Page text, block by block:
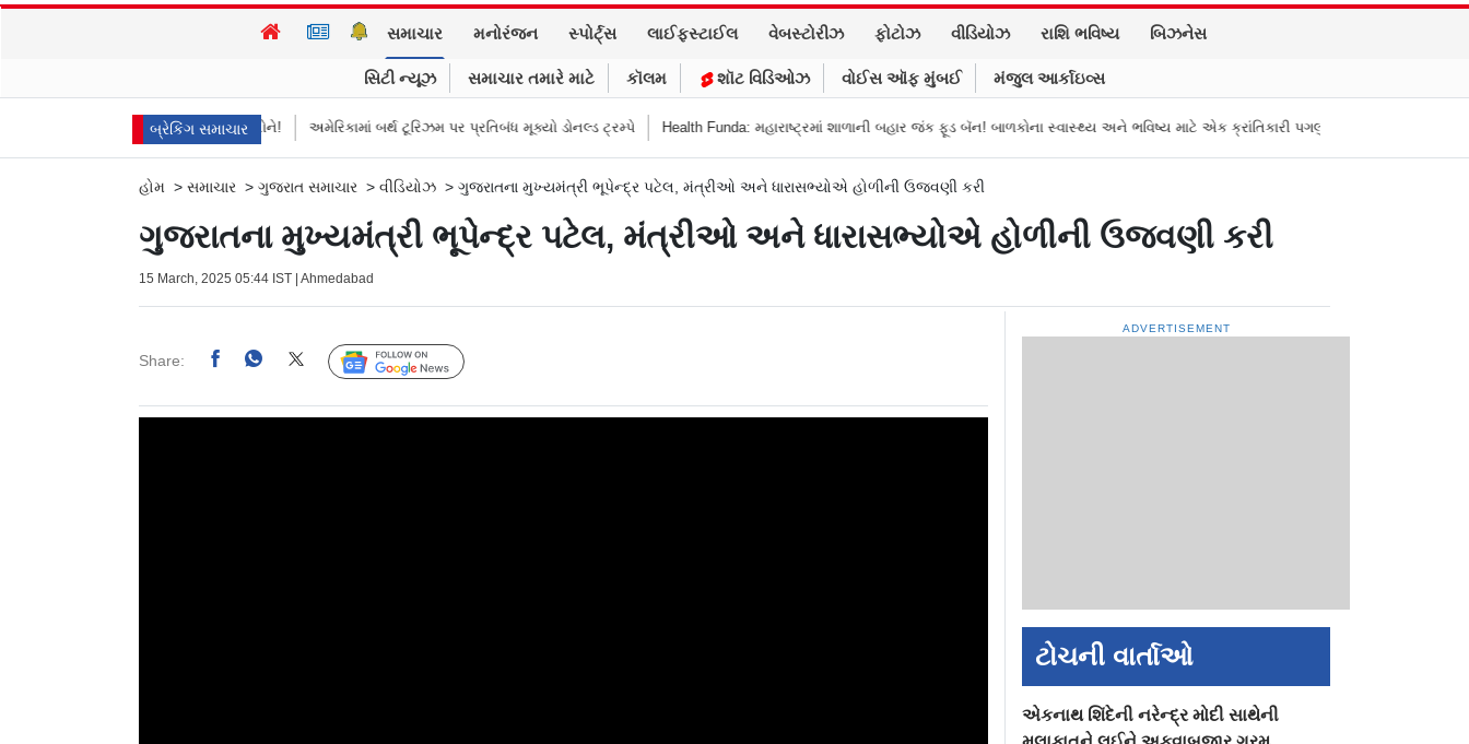
સમાચાર મનોરંજન સ્પોર્ટ્સ લાઈફસ્ટાઈલ વેબસ્ટોરીઝ ફોટોઝ વીડિયોઝ રાશિ ભવિષ્ય બિઝનેસ
સિટી ન્યૂઝ સમાચાર તમારે માટે કૉલમ શૉટ વિડિઓઝ વોઈસ ઑફ મુંબઈ મંજુલ આર્કાઇવ્સ
બ્રેકિંગ સમાચાર
માની ગયા મરદ માણસોને! અમેરિકામાં બર્થ ટૂરિઝમ પર પ્રતિબંધ મૂક્યો ડોનલ્ડ ટ્રમ્પે Health Funda: મહારાષ્ટ્રમાં શાળાની બહાર જંક ફૂડ બૅન! બાળકોના સ્વાસ્થ્ય અને ભવિષ્ય માટે એક ક્રાંતિકારી પગલું તામિલનાડુના મુખ્ય પ્રધાન
હોમ > સમાચાર > ગુજરાત સમાચાર > વીડિયોઝ > ગુજરાતના મુખ્યમંત્રી ભૂપેન્દ્ર પટેલ, મંત્રીઓ અને ધારાસભ્યોએ હોળીની ઉજવણી કરી
ગુજરાતના મુખ્યમંત્રી ભૂપેન્દ્ર પટેલ, મંત્રીઓ અને ધારાસભ્યોએ હોળીની ઉજવણી કરી
15 March, 2025 05:44 IST | Ahmedabad
Share: Follow Us
ADVERTISEMENT
ટોચની વાર્તાઓ
એકનાથ શિંદેની નરેન્દ્ર મોદી સાથેની